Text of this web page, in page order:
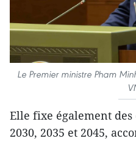
Le Premier ministre Pham
Elle fixe également
2030, 2035 et 2045,